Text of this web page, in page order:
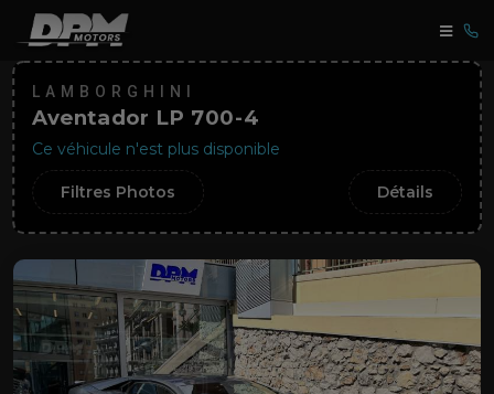
LAMBORGHINI
Aventador LP 700-4
Ce véhicule n'est plus disponible
Filtres Photos Détails